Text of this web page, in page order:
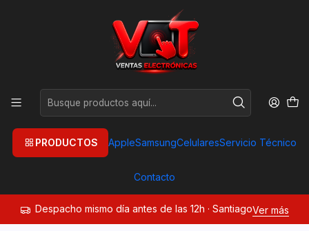
PRODUCTOS AppleSamsungCelularesServicio Técnico
Contacto
Despacho mismo día antes de las 12h · SantiagoVer más